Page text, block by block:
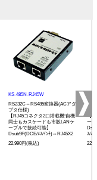
KS-485N-RJ45W
RS232C⇔RS485変換器(ACアダ
プタ仕様)
【RJ45コネクタ2口搭載機!自機
同士もカスケードも市販LANケ
ーブルで接続可能】
Dsub9P(DCE/ﾒｽ/ｲﾝﾁ)⇔RJ45X2
22,990円(税込)
【
ー
ｽ/ﾐﾘ)